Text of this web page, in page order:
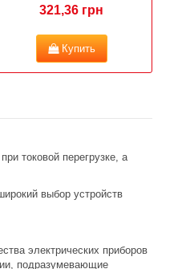
321,36 грн
Купить
токовой перегрузке, а
выбор устройств
электрических приборов
подразумевающие